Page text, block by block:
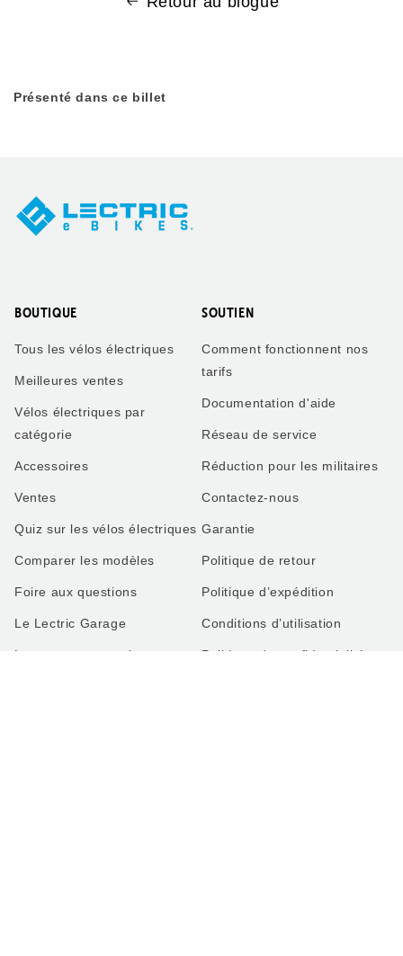
Présenté dans ce billet
BOUTIQUE
Tous les vélos électriques
Meilleures ventes
Vélos électriques par
catégorie
Accessoires
Ventes
Quiz sur les vélos électriques
Comparer les modèles
Foire aux questions
Le Lectric Garage
Louer, essayer, acheter en
SOUTIEN
Comment fonctionnent nos
tarifs
Documentation d'aide
Réseau de service
Réduction pour les militaires
Contactez-nous
Garantie
Politique de retour
Politique d’expédition
Conditions d’utilisation
Politique de confidentialité